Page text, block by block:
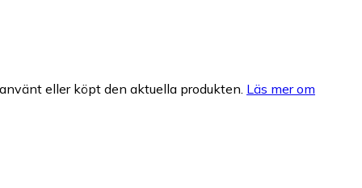
eller köpt den aktuella produkten. Läs mer om